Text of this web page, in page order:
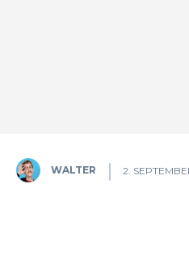
WALTER 2.